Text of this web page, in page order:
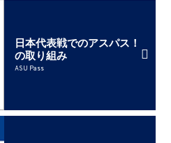
日本代表戦でのアスパス！
の取り組み
ASU Pass